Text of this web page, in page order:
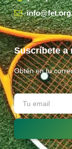
Suscríbete a
Obtén en tu